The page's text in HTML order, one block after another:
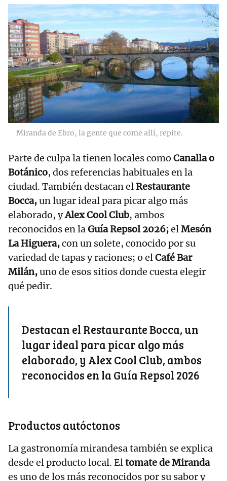
Miranda de Ebro, la gente que come allí, repite.
Parte de culpa la tienen locales como Canalla o
Botánico, dos referencias habituales en la
ciudad. También destacan elRestaurante
Bocca,un lugar ideal para picar algo más
elaborado, yAlex Cool Club, ambos
reconocidos en laGuía Repsol 2026;elMesón
La Higuera,con un solete, conocido por su
variedad de tapas y raciones; o elCafé Bar
Milán,uno de esos sitios donde cuesta elegir
qué pedir.
Destacan el Restaurante Bocca, un
lugar ideal para picar algo más
elaborado, y Alex Cool Club, ambos
reconocidos en la Guía Repsol 2026
Productos autóctonos
La gastronomía mirandesa también se explica
desde el producto local. Eltomate de Miranda
es uno de los más reconocidos por su sabor y